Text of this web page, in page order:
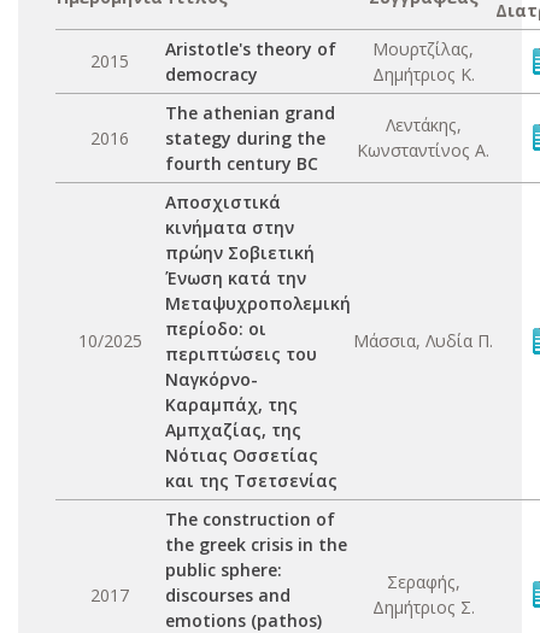
2015
Aristotle's theory of
democracy
Μουρτζίλας,
Δημήτριος Κ.
2016
The athenian grand
stategy during the
fourth century BC
Λεντάκης,
Κωνσταντίνος Α.
10/2025
Aποσχιστικά
κινήματα στην
πρώην Σοβιετική
Ένωση κατά την
Μεταψυχροπολεμική
περίοδο: οι
περιπτώσεις του
Ναγκόρνο-
Καραμπάχ, της
Αμπχαζίας, της
Νότιας Οσσετίας
και της Τσετσενίας
Μάσσια, Λυδία Π.
2017
The construction of
the greek crisis in the
public sphere:
discourses and
emotions (pathos)
Σεραφής,
Δημήτριος Σ.